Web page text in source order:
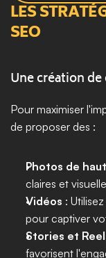
LES
SEO
Une création
Pour maximiser
de proposer des :
Photos de
claires et
Vidéos :
pour captiver
Stories et
favorisent